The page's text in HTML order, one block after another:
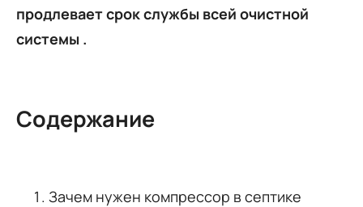
продлевает срок службы всей очистной
системы .
Содержание
Зачем нужен компрессор в септике